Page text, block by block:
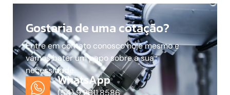
Gostaria de uma cotação?
Entre em contato conosco hoje mesmo e
vamos bater um papo sobre a sua
necessidade.
WhatsApp
(54) 9.9611.8586